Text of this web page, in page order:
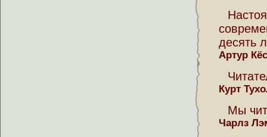
десять
Артур
Курт
Мы
Чарлз